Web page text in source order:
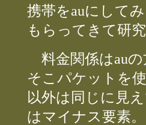
携帯をauにして
もらってきて研
料金関係はau
そこパケットを
以外は同じに見
はマイナス要素